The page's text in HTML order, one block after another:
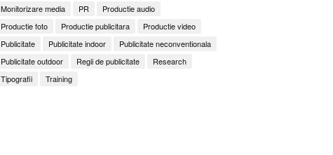
Monitorizare media
PR
Productie audio
Productie foto
Productie publicitara
Productie video
Publicitate
Publicitate indoor
Publicitate neconventionala
Publicitate outdoor
Regii de publicitate
Research
Tipografii
Training